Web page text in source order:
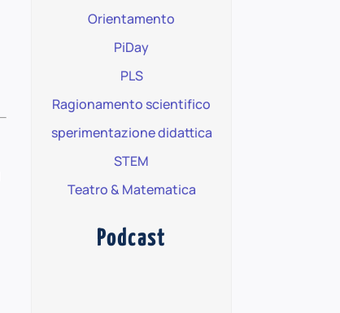
Orientamento
PiDay
PLS
Ragionamento scientifico
sperimentazione didattica
STEM
Teatro & Matematica
Podcast